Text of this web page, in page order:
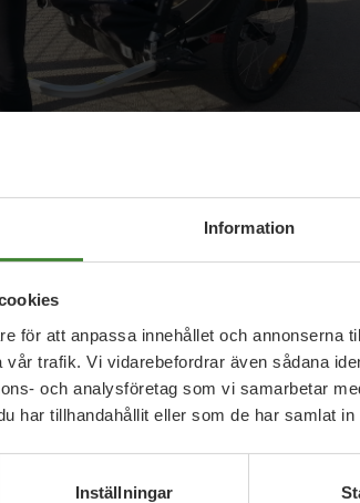
Information
för att anpassa innehållet och annonserna
trafik. Vi vidarebefordrar även sådana
och analysföretag som vi samarbetar
har tillhandahållit eller som de har samlat
Inställningar
så att vi alla kan transportera oss
i tätorten och i byarna på
satsa kommunala miljoner på